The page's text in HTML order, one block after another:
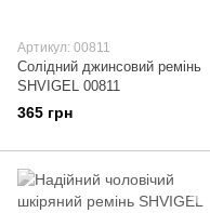
Артикул: 00811
Солідний джинсовий ремінь
SHVIGEL 00811
365 грн